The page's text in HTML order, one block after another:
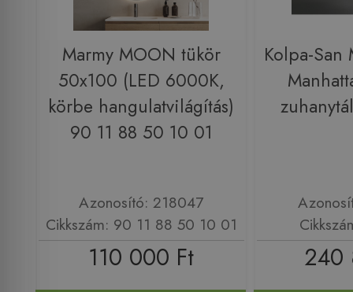
Marmy MOON tükör
50x100 (LED 6000K,
körbe hangulatvilágítás)
90 11 88 50 10 01
Azonosító: 218047
Cikkszám: 90 11 88 50 10 01
110 000 Ft
Kolpa-San
240